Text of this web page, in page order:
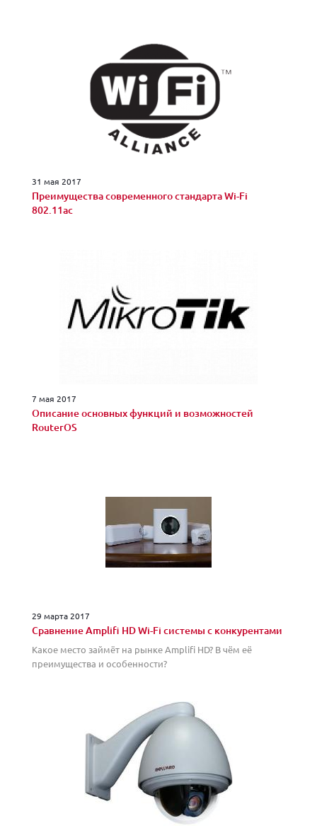
31 мая 2017
Преимущества современного стандарта Wi-Fi
802.11ac
7 мая 2017
Описание основных функций и возможностей
RouterOS
29 марта 2017
Сравнение Amplifi HD Wi-Fi системы с конкурентами
Какое место займёт на рынке Amplifi HD? В чём её
преимущества и особенности?